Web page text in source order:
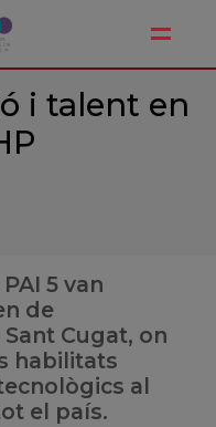
i talent en
5 van
de
Cugat, on
habilitats
al
el país.